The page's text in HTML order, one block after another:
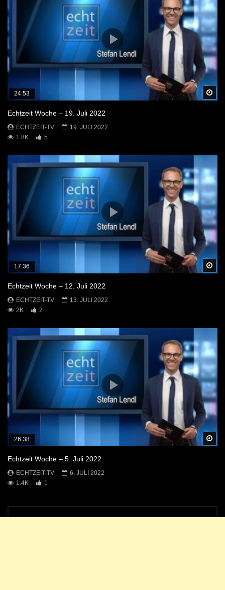
24:53
Echtzeit Woche – 19. Juli 2022
ECHTZEIT-TV
19. JULI 2022
1.8K
5
17:36
Echtzeit Woche – 12. Juli 2022
ECHTZEIT-TV
13. JULI 2022
2K
2
26:38
Echtzeit Woche – 5. Juli 2022
ECHTZEIT-TV
6. JULI 2022
1.4K
1